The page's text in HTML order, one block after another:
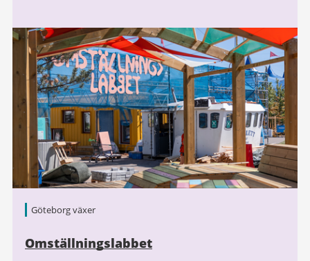
Göteborg växer
Omställningslabbet